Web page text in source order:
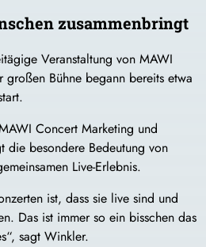
zusammenbringt
Veranstaltung von MAWI
Bühne begann bereits etwa
Concert Marketing und
die besondere Bedeutung von
Live-Erlebnis.
ist, dass sie live sind und
Das ist immer so ein bisschen das
sagt Winkler.